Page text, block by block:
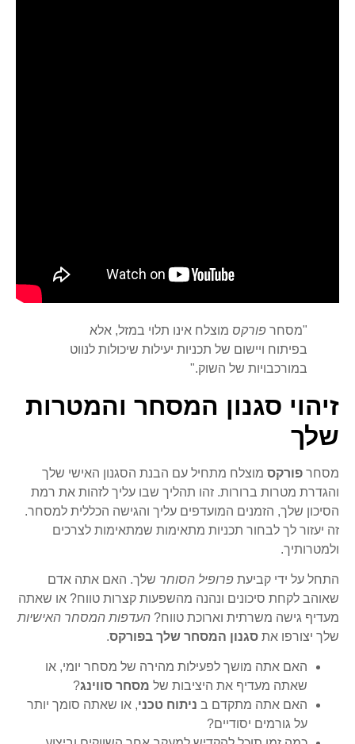
"מסחר פורקס מוצלח אינו תלוי במזל, אלא
בפיתוח ויישום של תכניות יעילות שיכולות לנווט
במורכבויות של השוק."
זיהוי סגנון המסחר והמטרות
שלך
מסחר פורקס מוצלח מתחיל עם הבנת הסגנון האישי שלך
והגדרת מטרות ברורות. זהו תהליך שבו עליך לזהות את רמת
הסיכון שלך, הזמנים המועדפים עליך והגישה הכללית למסחר.
זה יעזור לך לבחור תכניות מתאימות שמתאימות לצרכים
ולמטרותיך.
התחל על ידי קביעת פרופיל הסוחר שלך. האם אתה אדם
שאוהב לקחת סיכונים ונהנה מהשפעות קצרות טווח? או שאתה
מעדיף גישה משרתית וארוכת טווח? העדפות המסחר האישיות
שלך יצורפו את סגנון המסחר שלך בפורקס.
האם אתה מושך לפעילות מהירה של מסחר יומי, או
שאתה מעדיף את היציבות של מסחר סווינג?
האם אתה מתקדם ב ניתוח טכני, או שאתה סומך יותר
על גורמים יסודיים?